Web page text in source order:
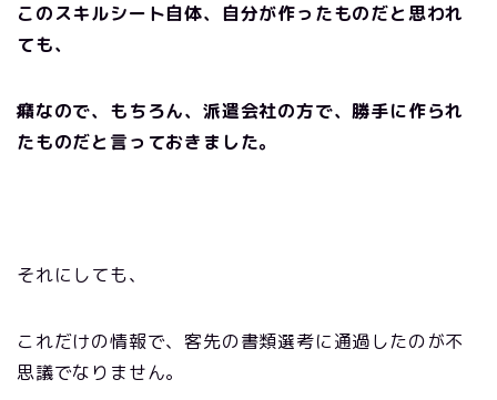
このスキルシート自体、自分が作ったものだと思われ
ても、
癪なので、もちろん、派遣会社の方で、勝手に作られ
たものだと言っておきました。
それにしても、
これだけの情報で、客先の書類選考に通過したのが不
思議でなりません。